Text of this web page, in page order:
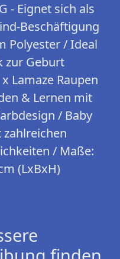
- Eignet sich als
Beschäftigung
Polyester / Ideal
zur Geburt
x Lamaze Raupen
& Lernen mit
/ Baby
zahlreichen
/ Maße:
(LxBxH)